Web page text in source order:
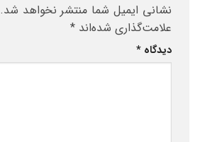
نشانی ایمیل شما منتشر نخواهد شد.
علامت‌گذاری شده‌اند *
دیدگاه *